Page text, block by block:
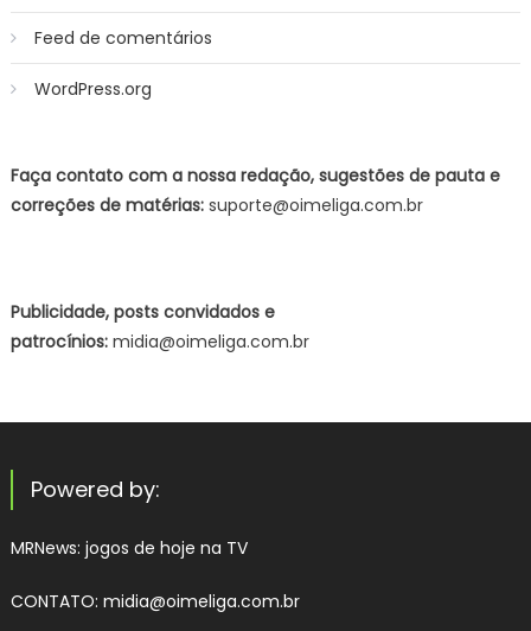
Feed de comentários
WordPress.org
Faça contato com a nossa redação, sugestões de pauta e
correções de matérias:suporte@oimeliga.com.br
Publicidade, posts convidados e
patrocínios:midia@oimeliga.com.br
Powered by:
MRNews: jogos de hoje na TV
CONTATO: midia@oimeliga.com.br